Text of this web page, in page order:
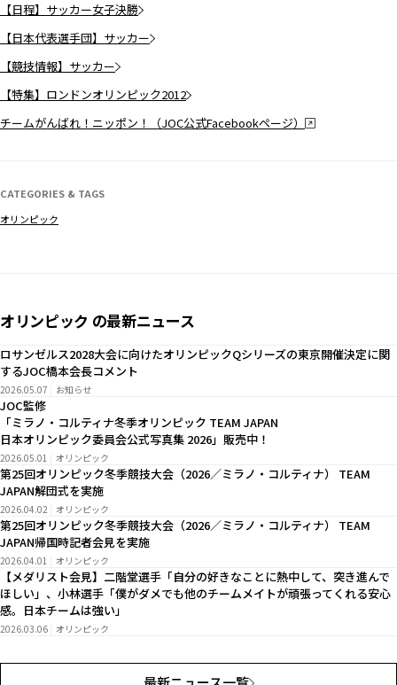
【日程】サッカー女子決勝
【日本代表選手団】サッカー
【競技情報】サッカー
【特集】ロンドンオリンピック2012
チームがんばれ！ニッポン！（JOC公式Facebookページ）
CATEGORIES & TAGS
オリンピック
オリンピック の最新ニュース
ロサンゼルス2028大会に向けたオリンピックQシリーズの東京開催決定に関
するJOC橋本会長コメント
2026.05.07 お知らせ
JOC監修
「ミラノ・コルティナ冬季オリンピック TEAM JAPAN
日本オリンピック委員会公式写真集 2026」販売中！
2026.05.01 オリンピック
第25回オリンピック冬季競技大会（2026／ミラノ・コルティナ） TEAM
JAPAN解団式を実施
2026.04.02 オリンピック
第25回オリンピック冬季競技大会（2026／ミラノ・コルティナ） TEAM
JAPAN帰国時記者会見を実施
2026.04.01 オリンピック
【メダリスト会見】二階堂選手「自分の好きなことに熱中して、突き進んで
ほしい」、小林選手「僕がダメでも他のチームメイトが頑張ってくれる安心
感。日本チームは強い」
2026.03.06 オリンピック